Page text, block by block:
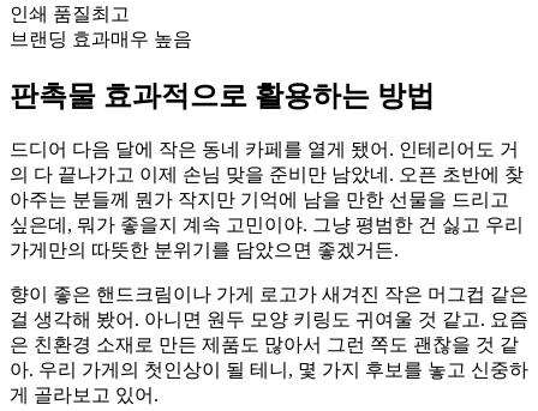
인쇄 품질최고
브랜딩 효과매우 높음
판촉물 효과적으로 활용하는 방법
드디어 다음 달에 작은 동네 카페를 열게 됐어. 인테리어도 거
의 다 끝나가고 이제 손님 맞을 준비만 남았네. 오픈 초반에 찾
아주는 분들께 뭔가 작지만 기억에 남을 만한 선물을 드리고
싶은데, 뭐가 좋을지 계속 고민이야. 그냥 평범한 건 싫고 우리
가게만의 따뜻한 분위기를 담았으면 좋겠거든.
향이 좋은 핸드크림이나 가게 로고가 새겨진 작은 머그컵 같은
걸 생각해 봤어. 아니면 원두 모양 키링도 귀여울 것 같고. 요즘
은 친환경 소재로 만든 제품도 많아서 그런 쪽도 괜찮을 것 같
아. 우리 가게의 첫인상이 될 테니, 몇 가지 후보를 놓고 신중하
게 골라보고 있어.